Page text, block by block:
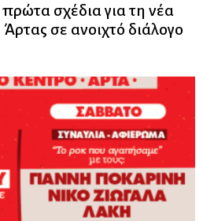
σχέδια για τη νέα
σε ανοιχτό διάλογο